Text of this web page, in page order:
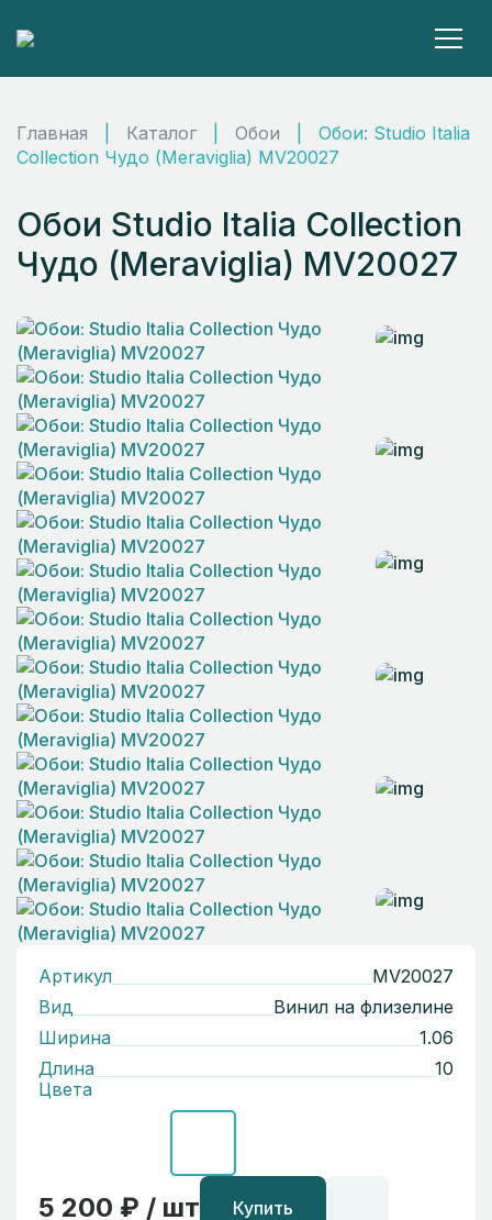
Главная Каталог Обои
Обои: Studio Italia
Collection Чудо (Meraviglia) MV20027
Обои Studio Italia Collection
Чудо (Meraviglia) MV20027
Артикул
MV20027
Вид
Винил на флизелине
Ширина
1.06
Длина
10
Цвета
5 200 ₽ / шт Купить